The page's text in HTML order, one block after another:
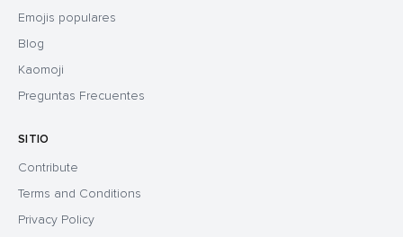
Emojis populares
Blog
Kaomoji
Preguntas Frecuentes
SITIO
Contribute
Terms and Conditions
Privacy Policy